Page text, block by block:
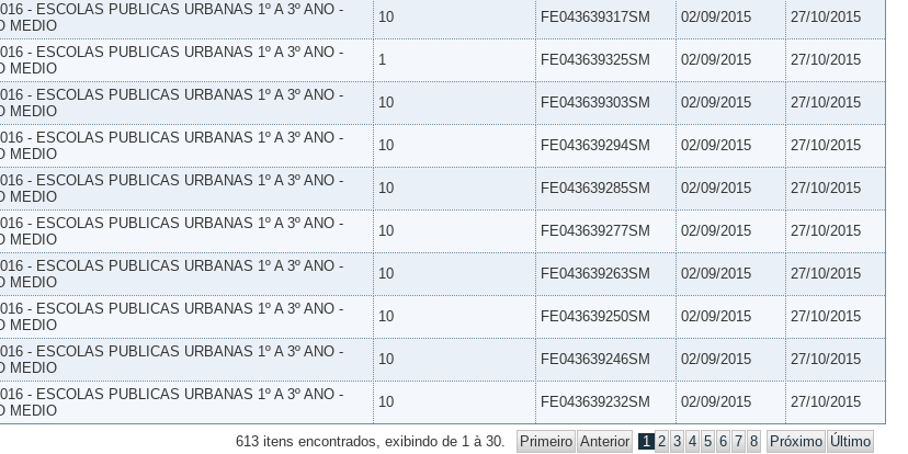
- ESCOLAS PUBLICAS URBANAS 1º A 3º ANO -
MEDIO
10 FE043639317SM 02/09/2015 27/10/2015
- ESCOLAS PUBLICAS URBANAS 1º A 3º ANO -
MEDIO
1 FE043639325SM 02/09/2015 27/10/2015
- ESCOLAS PUBLICAS URBANAS 1º A 3º ANO -
MEDIO
10 FE043639303SM 02/09/2015 27/10/2015
- ESCOLAS PUBLICAS URBANAS 1º A 3º ANO -
MEDIO
10 FE043639294SM 02/09/2015 27/10/2015
- ESCOLAS PUBLICAS URBANAS 1º A 3º ANO -
MEDIO
10 FE043639285SM 02/09/2015 27/10/2015
- ESCOLAS PUBLICAS URBANAS 1º A 3º ANO -
MEDIO
10 FE043639277SM 02/09/2015 27/10/2015
- ESCOLAS PUBLICAS URBANAS 1º A 3º ANO -
MEDIO
10 FE043639263SM 02/09/2015 27/10/2015
- ESCOLAS PUBLICAS URBANAS 1º A 3º ANO -
MEDIO
10 FE043639250SM 02/09/2015 27/10/2015
- ESCOLAS PUBLICAS URBANAS 1º A 3º ANO -
MEDIO
10 FE043639246SM 02/09/2015 27/10/2015
- ESCOLAS PUBLICAS URBANAS 1º A 3º ANO -
MEDIO
10 FE043639232SM 02/09/2015 27/10/2015
613 itens encontrados, exibindo de 1 à 30. Primeiro Anterior 1 2 3 4 5 6 7 8 Próximo Último